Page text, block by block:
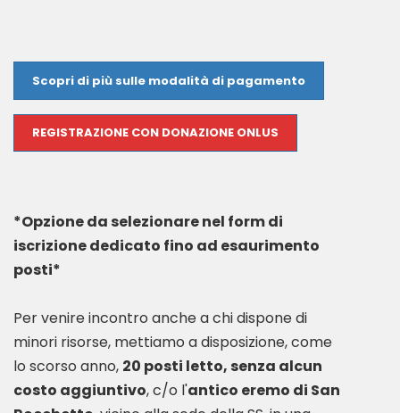
Scopri di più sulle modalità di pagamento
REGISTRAZIONE CON DONAZIONE ONLUS
*Opzione da selezionare nel form di
iscrizione dedicato fino ad esaurimento
posti*
Per venire incontro anche a chi dispone di
minori risorse, mettiamo a disposizione, come
lo scorso anno, 20 posti letto, senza alcun
costo aggiuntivo, c/o l'antico eremo di San